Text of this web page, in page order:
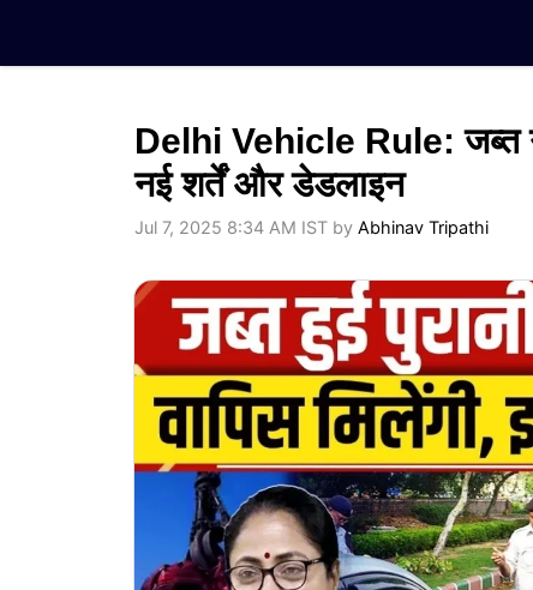
content
Delhi Vehicle Rule: जब्त
नई शर्तें और डेडलाइन
Jul 7, 2025 8:34 AM IST by Abhinav Tripathi